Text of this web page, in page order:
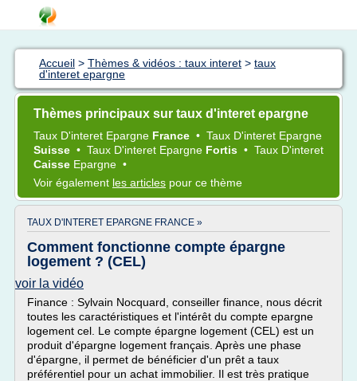
Accueil > Thèmes & vidéos : taux interet > taux
d'interet epargne
Thèmes principaux sur taux d'interet epargne
Taux D'interet Epargne France • Taux D'interet Epargne
Suisse • Taux D'interet Epargne Fortis • Taux D'interet
Caisse Epargne •
Voir également les articles pour ce thème
TAUX D'INTERET EPARGNE FRANCE »
Comment fonctionne compte épargne
logement ? (CEL)
voir la vidéo
Finance : Sylvain Nocquard, conseiller finance, nous décrit
toutes les caractéristiques et l'intérêt du compte epargne
logement cel. Le compte épargne logement (CEL) est un
produit d'épargne logement français. Après une phase
d'épargne, il permet de bénéficier d'un prêt a taux
préférentiel pour un achat immobilier. Il est très pratique